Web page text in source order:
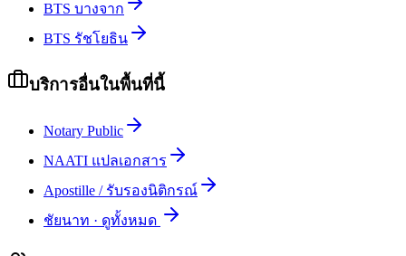
BTS บางจาก
BTS รัชโยธิน
บริการอื่นในพื้นที่นี้
Notary Public
NAATI แปลเอกสาร
Apostille / รับรองนิติกรณ์
ชัยนาท · ดูทั้งหมด